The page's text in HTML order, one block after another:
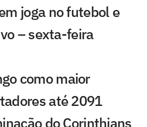
joga no futebol e
– sexta-feira
como maior
até 2091
do Corinthians